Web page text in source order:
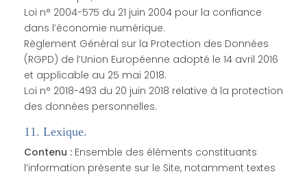
Loi n° 2004-575 du 21 juin 2004 pour la confiance
dans l’économie numérique.
Règlement Général sur la Protection des Données
(RGPD) de l’Union Européenne adopté le 14 avril 2016
et applicable au 25 mai 2018.
Loi n° 2018-493 du 20 juin 2018 relative à la protection
des données personnelles.
11. Lexique.
Contenu : Ensemble des éléments constituants
l’information présente sur le Site, notamment textes